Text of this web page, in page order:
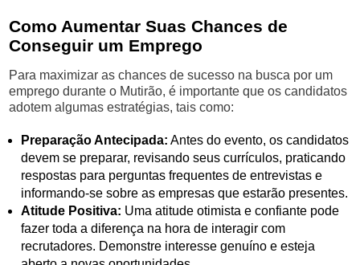
Como Aumentar Suas Chances de
Conseguir um Emprego
Para maximizar as chances de sucesso na busca por um
emprego durante o Mutirão, é importante que os candidatos
adotem algumas estratégias, tais como:
Preparação Antecipada: Antes do evento, os candidatos
devem se preparar, revisando seus currículos, praticando
respostas para perguntas frequentes de entrevistas e
informando-se sobre as empresas que estarão presentes.
Atitude Positiva: Uma atitude otimista e confiante pode
fazer toda a diferença na hora de interagir com
recrutadores. Demonstre interesse genuíno e esteja